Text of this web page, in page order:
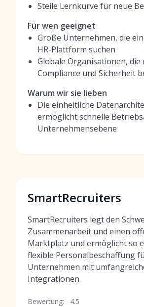
Steile Lernkurve für neue
Für wen geeignet
Große Unternehmen, die
HR-Plattform suchen
Globale Organisationen, die
Compliance und Sicherheit
Warum wir sie lieben
Die einheitliche
ermöglicht schnelle
Unternehmensebene
SmartRecruiters
SmartRecruiters legt den
Zusammenarbeit und einen
Marktplatz und ermöglicht so
flexible Personalbeschaffung
Unternehmen mit
Integrationen.
Bewertung: 4.5